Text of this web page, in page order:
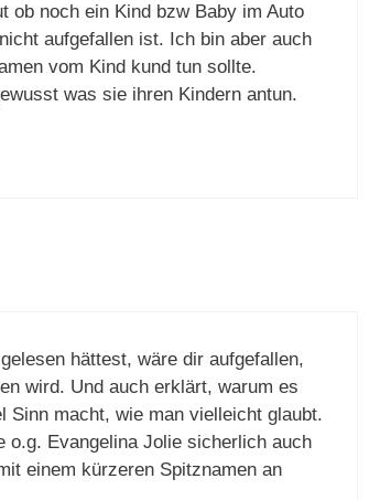
ob noch ein Kind bzw Baby im Auto
aufgefallen ist. Ich bin aber auch
vom Kind kund tun sollte.
was sie ihren Kindern antun.
hättest, wäre dir aufgefallen,
wird. Und auch erklärt, warum es
Sinn macht, wie man vielleicht glaubt.
o.g. Evangelina Jolie sicherlich auch
einem kürzeren Spitznamen an